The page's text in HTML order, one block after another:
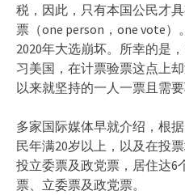
税，因此，只有本国公民才
票（one person，one vote
2020年大选崩坏。所幸的是
习美国，在计票验票这点上
以来就坚持的一人一票且需要
多家国际媒体早就介绍，根
民年满20岁以上，以及在投
投立委票及政党票，居住达6
票、立委票及政党票。